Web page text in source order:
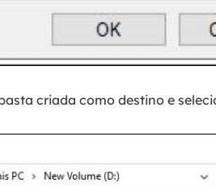
criada como destino e